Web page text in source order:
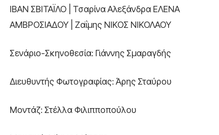
ΙΒΑΝ ΣΒΙΤΑΪΛΟ | Τσαρίνα Αλεξάνδρα ΕΛΕΝΑ
ΑΜΒΡΟΣΙΑΔΟΥ | Ζαΐμης ΝΙΚΟΣ ΝΙΚΟΛΑΟΥ
Σενάριο-Σκηνοθεσία: Γιάννης Σμαραγδής
Διευθυντής Φωτογραφίας: Άρης Σταύρου
Μοντάζ: Στέλλα Φιλιπποπούλου